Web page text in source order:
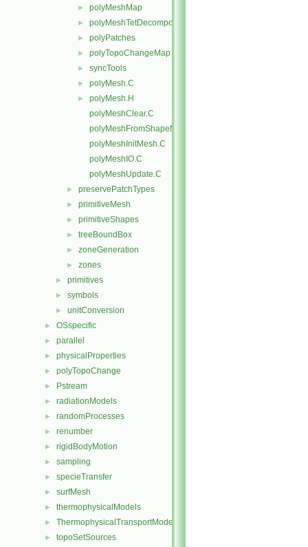
► polyMeshMap
► polyMeshTetDecomposition
► polyPatches
► polyTopoChangeMap
► syncTools
► polyMesh.C
►
polyMesh.H
polyMeshClear.C
polyMeshFromShapeMesh.C
polyMeshInitMesh.C
polyMeshIO.C
polyMeshUpdate.C
► preservePatchTypes
► primitiveMesh
► primitiveShapes
► treeBoundBox
► zoneGeneration
► zones
► primitives
► symbols
► unitConversion
► OSspecific
► parallel
► physicalProperties
► polyTopoChange
► Pstream
► radiationModels
► randomProcesses
► renumber
► rigidBodyMotion
► sampling
► specieTransfer
► surfMesh
► thermophysicalModels
► ThermophysicalTransportModels
► topoSetSources